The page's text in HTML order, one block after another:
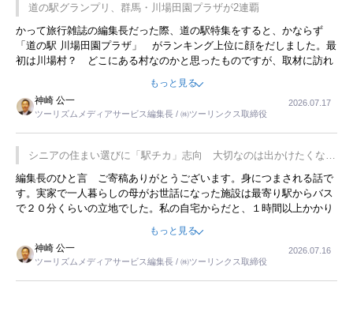
道の駅グランプリ、群馬・川場田園プラザが2連覇
かって旅行雑誌の編集長だった際、道の駅特集をすると、かならず
「道の駅 川場田園プラザ」 がランキング上位に顔をだしました。最
初は川場村？ どこにある村なのかと思ったものですが、取材に訪れ
永井 彰一社長にインタビューしたら、興味深い話が次々が飛び出しま
した。プレゼンも巧みで、今でも思い出すことが２つあります。一つ
は、従業員に東京ディズニーランドを見学させ、サービス業、接客業
の何かを理解してもらっていることです。 もう一つは1800円もする
プレミアムヨーグルトを販売するにあたり、社内に懸念もあったそう
です。永井社長は、駐車場に都内ナンバーの高級外車が停まっている
ことに目をつけ、高級商品でも売れると確信したそうです。今回の記
事を懐かしく読みました。
もっと見る
神崎 公一
ツーリズムメディアサービス編集長 / ㈱ツーリンクス取締役
2026.07.17
シニアの住まい選びに「駅チカ」志向 大切なのは出かけたくなる
暮らし
編集長のひと言 ご寄稿ありがとうございます。身につまされる話で
す。実家で一人暮らしの母がお世話になった施設は最寄り駅からバス
で２０分くらいの立地でした。私の自宅からだと、１時間以上かかり
ました。母の住まいから近いという理由で、その施設を選択したので
すが、私と妹にとっては、半日仕事ででした。シニアの住まい選び
は、当人だけではなく、世話をする家族の足の便も考えない外池ない
と思いました。
もっと見る
神崎 公一
ツーリズムメディアサービス編集長 / ㈱ツーリンクス取締役
2026.07.16